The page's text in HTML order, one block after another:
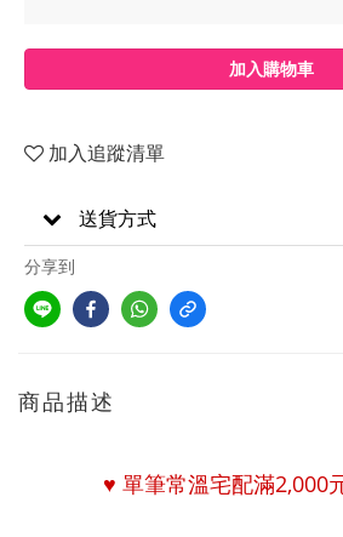
加入購物車
加入追蹤清單
送貨方式
分享到
商品描述
♥ 單筆常溫宅配滿2,000